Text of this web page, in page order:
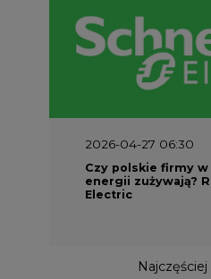
2026-04-27 06:30
Czy polskie firmy
energii zużywają?
Electric